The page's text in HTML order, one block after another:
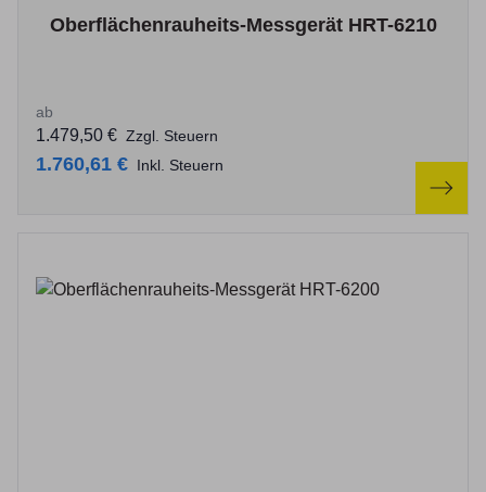
Oberflächenrauheits-Messgerät HRT-6210
ab
1.760,61 € Inkl. Steuern
1.479,50 € Zzgl. Steuern